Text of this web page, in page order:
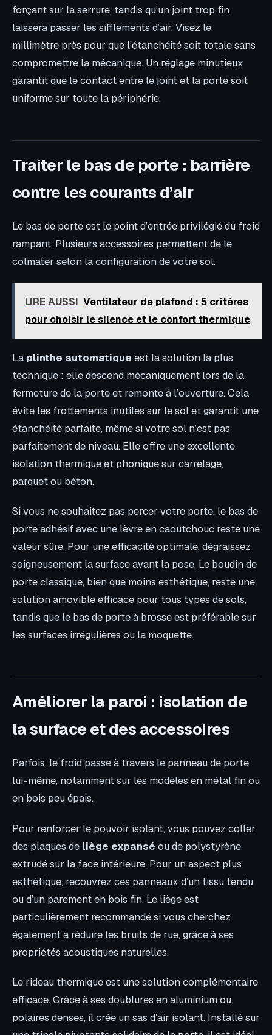
forçant sur la serrure, tandis qu’un joint trop fin
laissera passer les sifflements d’air. Visez le
millimètre près pour que l’étanchéité soit totale sans
compromettre la mécanique. Un réglage minutieux
garantit que le contact entre le joint et la porte soit
uniforme sur toute la périphérie.
Traiter le bas de porte : barrière
contre les courants d’air
Le bas de porte est le point d’entrée privilégié du froid
rampant. Plusieurs accessoires permettent de le
colmater selon la configuration de votre sol.
LIRE AUSSI Ventilateur de plafond : 5 critères
pour choisir le silence et le confort thermique
La plinthe automatique est la solution la plus
technique : elle descend mécaniquement lors de la
fermeture de la porte et remonte à l’ouverture. Cela
évite les frottements inutiles sur le sol et garantit une
étanchéité parfaite, même si votre sol n’est pas
parfaitement de niveau. Elle offre une excellente
isolation thermique et phonique sur carrelage,
parquet ou béton.
Si vous ne souhaitez pas percer votre porte, le bas de
porte adhésif avec une lèvre en caoutchouc reste une
valeur sûre. Pour une efficacité optimale, dégraissez
soigneusement la surface avant la pose. Le boudin de
porte classique, bien que moins esthétique, reste une
solution amovible efficace pour tous types de sols,
tandis que le bas de porte à brosse est préférable sur
les surfaces irrégulières ou la moquette.
Améliorer la paroi : isolation de
la surface et des accessoires
Parfois, le froid passe à travers le panneau de porte
lui-même, notamment sur les modèles en métal fin ou
en bois peu épais.
Pour renforcer le pouvoir isolant, vous pouvez coller
des plaques de liège expansé ou de polystyrène
extrudé sur la face intérieure. Pour un aspect plus
esthétique, recouvrez ces panneaux d’un tissu tendu
ou d’un parement en bois fin. Le liège est
particulièrement recommandé si vous cherchez
également à réduire les bruits de rue, grâce à ses
propriétés acoustiques naturelles.
Le rideau thermique est une solution complémentaire
efficace. Grâce à ses doublures en aluminium ou
polaires denses, il crée un sas d’air isolant. Installé sur